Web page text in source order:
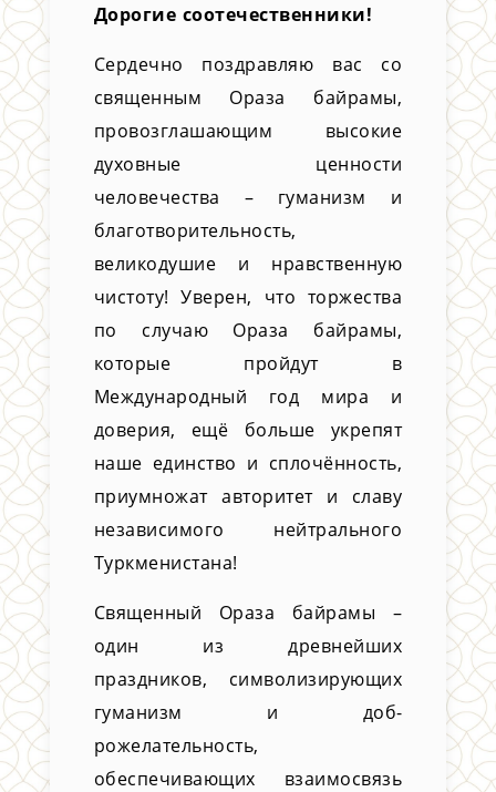
Дорогие соотечественники!
Сердечно поздравляю вас со
священным Ораза байрамы,
провозглашающим высокие
духовные ценности
человечества – гуманизм и
благотворительность,
великодушие и нравственную
чистоту! Уверен, что торжества
по случаю Ораза байрамы,
которые пройдут в
Международный год мира и
доверия, ещё больше укрепят
наше единство и сплочённость,
приумножат авторитет и славу
независимого нейтрального
Туркменистана!
Священный Ораза байрамы –
один из древнейших
праздников, символизирующих
гуманизм и доб­
рожелательность,
обеспечивающих взаимосвязь